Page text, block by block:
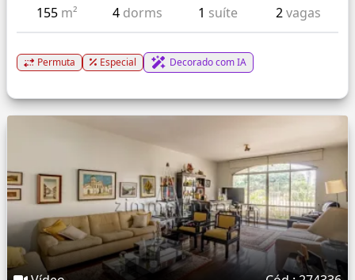
155 m² 4 dorms 1 suíte 2vagas
Permuta Especial Decorado com IA